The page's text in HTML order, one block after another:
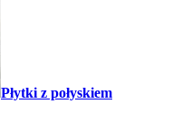
Płytki z połyskiem